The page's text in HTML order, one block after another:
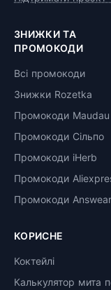
ексклюзивних
алкогольних
Якщо ви шукаєте
горілку, наш сайт
та знайти
найкращий
ЗНИЖКИ ТА
ПРОМОКОДИ
Всі промокоди
Знижки Rozetka
Промокоди Maudau
Промокоди Сільпо
Промокоди iHerb
Промокоди
Промокоди Answear
КОРИСНЕ
Коктейлі
Калькулятор мита